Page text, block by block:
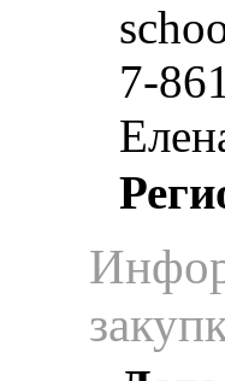
7-